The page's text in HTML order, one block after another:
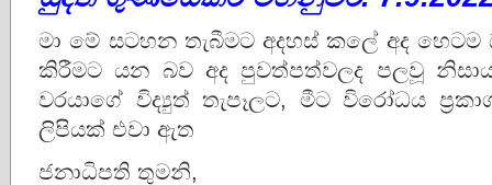
මා මේ සටහන තැබීමට අදහස් කලේ අද
කිරීමට යන බව අද පුවත්පත්වලද පලවූ
වරයාගේ විද්‍යුත් තැපෑලට, මීට විරෝධය
ලිපියක් එවා ඇත
ජනාධිපති තුමනි,